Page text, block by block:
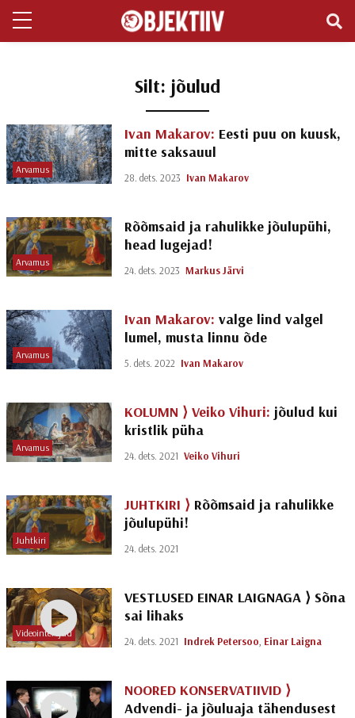
Silt: jõulud
Arvamus
Ivan Makarov: Eesti puu on kuusk,
mitte saksauul
28. dets. 2023 Ivan Makarov
Arvamus
Rõõmsaid ja rahulikke jõulupühi,
head lugejad!
24. dets. 2023 Markus Järvi
Arvamus
Ivan Makarov: valge lind valgel
lumel, musta linnu õde
5. dets. 2022 Ivan Makarov
Arvamus
KOLUMN ⟩ Veiko Vihuri: jõulud kui
kristlik püha
24. dets. 2021 Veiko Vihuri
Juhtkiri
JUHTKIRI ⟩ Rõõmsaid ja rahulikke
jõulupühi!
24. dets. 2021
Videointervjuu
VESTLUSED EINAR LAIGNAGA ⟩ Sõna
sai lihaks
24. dets. 2021 Indrek Petersoo Einar Laigna
NOORED KONSERVATIIVID ⟩
Advendi- ja jõuluaja tähendusest